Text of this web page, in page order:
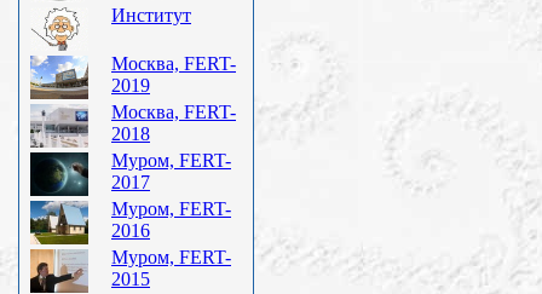
Институт
Москва, FERT-
2019
Москва, FERT-
2018
Муром, FERT-
2017
Муром, FERT-
2016
Муром, FERT-
2015